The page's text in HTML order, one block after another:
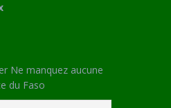
Ne manquez aucune
du Faso